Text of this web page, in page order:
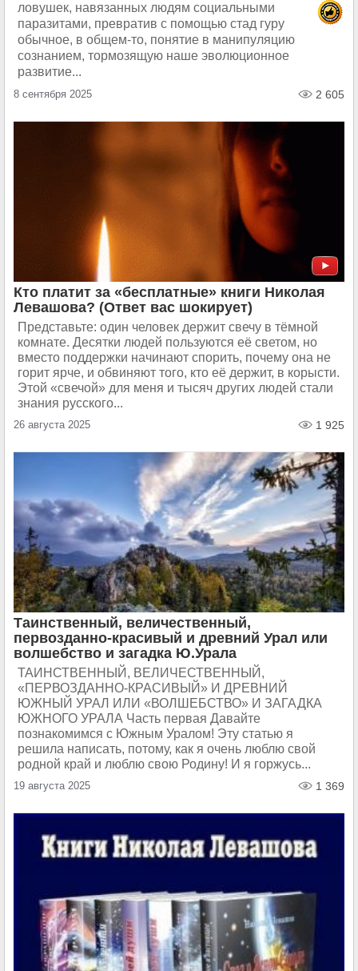
ловушек, навязанных людям социальными
паразитами, превратив с помощью стад гуру
обычное, в общем-то, понятие в манипуляцию
сознанием, тормозящую наше эволюционное
развитие...
8 сентября 2025 2 605
Кто платит за «бесплатные» книги Николая
Левашова? (Ответ вас шокирует)
Представьте: один человек держит свечу в тёмной
комнате. Десятки людей пользуются её светом, но
вместо поддержки начинают спорить, почему она не
горит ярче, и обвиняют того, кто её держит, в корысти.
Этой «свечой» для меня и тысяч других людей стали
знания русского...
26 августа 2025 1 925
Таинственный, величественный,
первозданно-красивый и древний Урал или
волшебство и загадка Ю.Урала
ТАИНСТВЕННЫЙ, ВЕЛИЧЕСТВЕННЫЙ,
«ПЕРВОЗДАННО-КРАСИВЫЙ» И ДРЕВНИЙ
ЮЖНЫЙ УРАЛ ИЛИ «ВОЛШЕБСТВО» И ЗАГАДКА
ЮЖНОГО УРАЛА Часть первая Давайте
познакомимся с Южным Уралом! Эту статью я
решила написать, потому, как я очень люблю свой
родной край и люблю свою Родину! И я горжусь...
19 августа 2025 1 369